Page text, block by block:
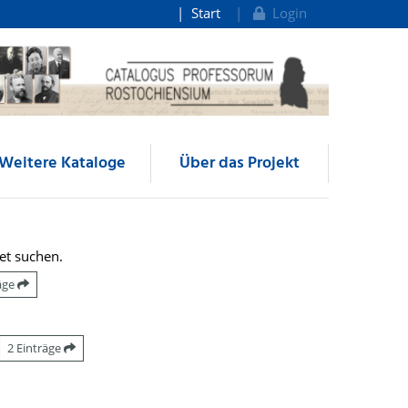
Start Login
Kataloge Über das Projekt
suchen.
2 Einträge